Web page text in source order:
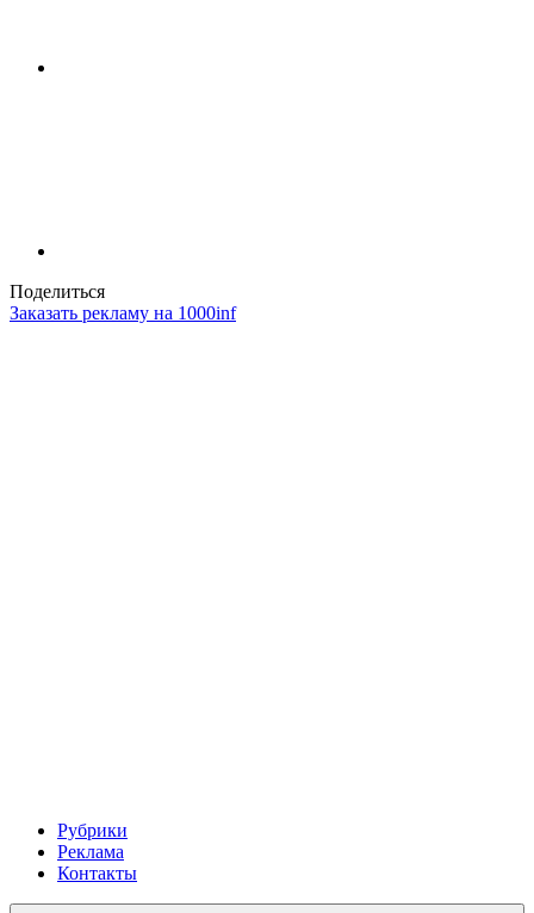
Поделиться
Заказать рекламу на 1000inf
Рубрики
Реклама
Контакты